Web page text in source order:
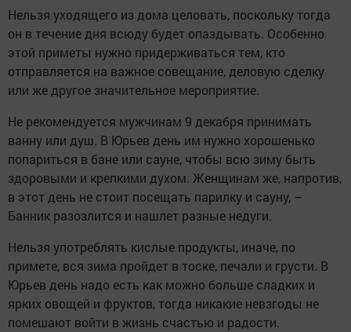
Нельзя уходящего из дома целовать, поскольку тогда
он в течение дня всюду будет опаздывать. Особенно
этой приметы нужно придерживаться тем, кто
отправляется на важное совещание, деловую сделку
или же другое значительное мероприятие.
Не рекомендуется мужчинам 9 декабря принимать
ванну или душ. В Юрьев день им нужно хорошенько
попариться в бане или сауне, чтобы всю зиму быть
здоровыми и крепкими духом. Женщинам же, напротив,
в этот день не стоит посещать парилку и сауну, –
Банник разозлится и нашлет разные недуги.
Нельзя употреблять кислые продукты, иначе, по
примете, вся зима пройдет в тоске, печали и грусти. В
Юрьев день надо есть как можно больше сладких и
ярких овощей и фруктов, тогда никакие невзгоды не
помешают войти в жизнь счастью и радости.